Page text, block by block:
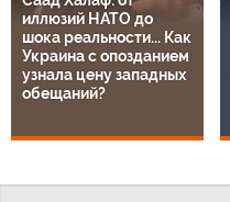
иллюзий НАТО до
шока реальности... Как
Украина с опозданием
узнала цену западных
обещаний?